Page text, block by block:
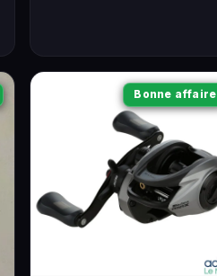
Bonne affaire